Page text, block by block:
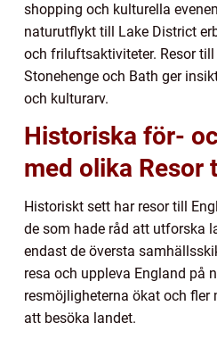
shopping och kulturella
naturutflykt till Lake District
och friluftsaktiviteter. Resor
Stonehenge och Bath ger
och kulturarv.
Historiska för-
med olika Resor
Historiskt sett har resor till
de som hade råd att utforska
endast de översta
resa och uppleva England på
resmöjligheterna ökat och
att besöka landet.